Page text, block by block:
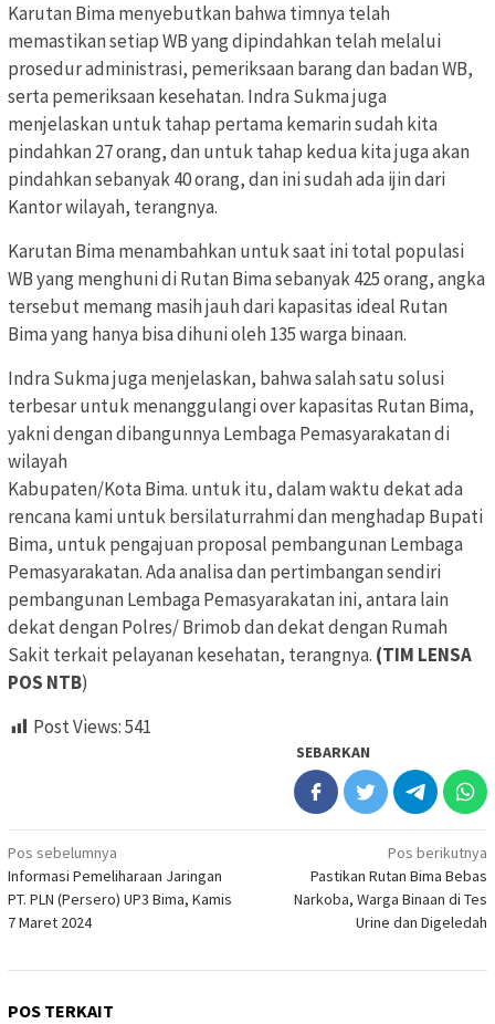
Karutan Bima menyebutkan bahwa timnya telah
memastikan setiap WB yang dipindahkan telah melalui
prosedur administrasi, pemeriksaan barang dan badan WB,
serta pemeriksaan kesehatan. Indra Sukma juga
menjelaskan untuk tahap pertama kemarin sudah kita
pindahkan 27 orang, dan untuk tahap kedua kita juga akan
pindahkan sebanyak 40 orang, dan ini sudah ada ijin dari
Kantor wilayah, terangnya.
Karutan Bima menambahkan untuk saat ini total populasi
WB yang menghuni di Rutan Bima sebanyak 425 orang, angka
tersebut memang masih jauh dari kapasitas ideal Rutan
Bima yang hanya bisa dihuni oleh 135 warga binaan.
Indra Sukma juga menjelaskan, bahwa salah satu solusi
terbesar untuk menanggulangi over kapasitas Rutan Bima,
yakni dengan dibangunnya Lembaga Pemasyarakatan di
wilayah
Kabupaten/Kota Bima. untuk itu, dalam waktu dekat ada
rencana kami untuk bersilaturrahmi dan menghadap Bupati
Bima, untuk pengajuan proposal pembangunan Lembaga
Pemasyarakatan. Ada analisa dan pertimbangan sendiri
pembangunan Lembaga Pemasyarakatan ini, antara lain
dekat dengan Polres/ Brimob dan dekat dengan Rumah
Sakit terkait pelayanan kesehatan, terangnya. (TIM LENSA
POS NTB)
Post Views:541
SEBARKAN
Navigasi
pos
Pos sebelumnya
Informasi Pemeliharaan Jaringan
PT. PLN (Persero) UP3 Bima, Kamis
7 Maret 2024
Pos berikutnya
Pastikan Rutan Bima Bebas
Narkoba, Warga Binaan di Tes
Urine dan Digeledah
POS TERKAIT